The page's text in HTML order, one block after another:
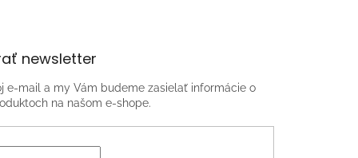
newsletter
e-mail a my Vám budeme zasielať informácie o
na našom e-shope.